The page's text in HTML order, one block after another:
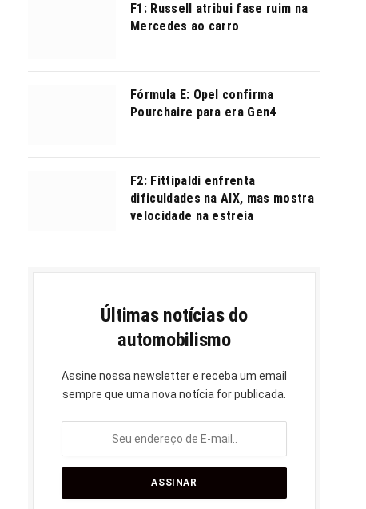
F1: Russell atribui fase ruim na
Mercedes ao carro
Fórmula E: Opel confirma
Pourchaire para era Gen4
F2: Fittipaldi enfrenta
dificuldades na AIX, mas mostra
velocidade na estreia
Últimas notícias do
automobilismo
Assine nossa newsletter e receba um email
sempre que uma nova notícia for publicada.